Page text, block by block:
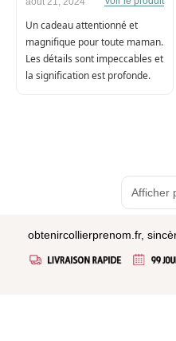
Un cadeau attentionné et
magnifique pour toute maman.
Les détails sont impeccables et
la signification est profonde.
Afficher
obtenircollierprenom.fr,